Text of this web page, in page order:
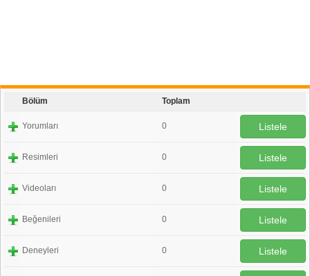
Bölüm Toplam
Yorumları 0 Listele
Resimleri 0 Listele
Videoları 0 Listele
Beğenileri 0 Listele
Deneyleri 0 Listele